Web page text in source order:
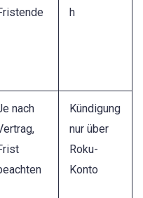
h
nach
Kündigung
nur über
Roku-
Konto